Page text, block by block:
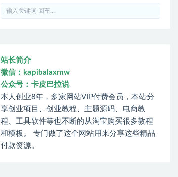
站长简介
微信：kapibalaxmw
公众号：卡皮巴拉说
本人创业8年，多家网站VIP付费会员，本站分
享创业项目、创业教程、主题源码、电商教
程、工具软件等也不断的从淘宝购买很多教程
和模板。 专门做了这个网站用来分享这些精品
付款资源。